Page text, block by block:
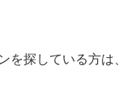
探している方は、